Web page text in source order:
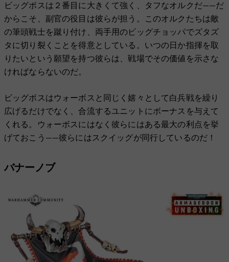
ビッグボスは２番目に大きくて強く、タフなオルクだ——だ
からこそ、副官の役目は彼らが担う。このオルクたちは敵
の筆頭戦士を蹴り付け、両手用のビッグチョッパでズタズ
タに切り裂くことを得意としている。いつの日か指揮を取
りたいという願望を持つ彼らは、戦場でその価値を示さな
ければならないのだ。
ビッグボスはウォーボスと同じく嬉々として白兵戦を繰り
広げるだけでなく、合流するユニットにボーナスを与えて
くれる。ウォーボスにはなく彼らにはある最大の利点を挙
げておこう——彼らにはスクイッグが同行しているのだ！
バナーノブ